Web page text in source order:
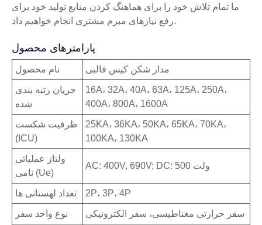
ما تمام تلاش خود را برای هماهنگ کردن منابع تولید خود برای
رفع نیازهای مبرم مشتری انجام خواهیم داد.
پارامترهای محصول
نام محصول مدار شکن کیس قالبی
جریان رتبه بندی
شده
16A، 32A، 40A، 63A، 125A، 250A،
400A، 800A، 1600A
ظرفیت شکست
(ICU)
25KA، 36KA، 50KA، 65KA، 70KA،
100KA، 130KA
ولتاژ عملیاتی
نامی (Ue)
AC: 400V, 690V; DC: 500 ولت
تعداد لهستانی ها 2P، 3P، 4P
نوع واحد سفر سفر حرارتی مغناطیسی، سفر الکترونیکی